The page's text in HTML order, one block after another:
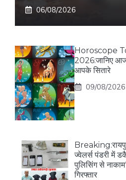
06/08/2026
Horoscope
2026:जानिए
आपके सितारे
09/08/2026
ज्वेलर्स पंडरी में
पुलिसिंग से
गिरफ्तार